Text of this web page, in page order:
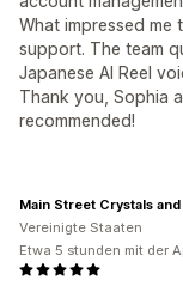
What impressed me
support. The team
Japanese AI Reel
Thank you, Sophia
recommended!
Main Street Crystals
Vereinigte Staaten
Etwa 5 stunden mit der